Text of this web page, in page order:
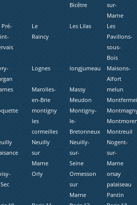
Bicêtre
sur-
Marne
Pré-
Le
Raincy
Les Lilas
Les
Pavillons-
sous-
Bois
Lognes longjumeau
Maisons-
Alfort
Marolles-
en-Brie
Massy
melun
Meudon
montigny
les
cormeilles
Montigny-
le-
Bretonneux
Montreuil
Neuilly
sur
Marne
Neuilly-
sur-
Seine
Nogent-
sur-
Marne
Orly
Ormesson
sur
Marne
orsay
palaiseau
Pantin